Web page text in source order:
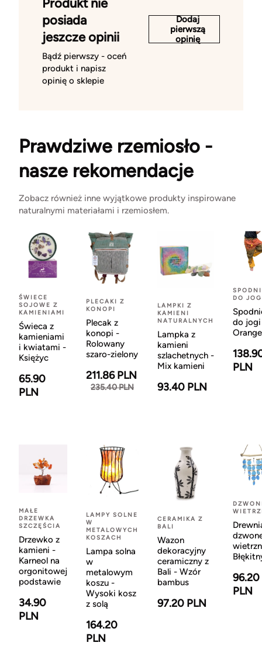
Produkt nie
posiada
jeszcze opinii
Bądź pierwszy - oceń
produkt i napisz
opinię o sklepie
Dodaj
pierwszą
opinię
Prawdziwe rzemiosło -
nasze rekomendacje
Zobacz również inne wyjątkowe produkty inspirowane
naturalnymi materiałami i rzemiosłem.
ŚWIECE
SOJOWE Z
KAMIENIAMI
Świeca z
kamieniami
i kwiatami -
Księżyc
65.90
PLN
PLECAKI Z
KONOPI
Plecak z
konopi -
Rolowany
szaro-zielony
211.86 PLN
235.40 PLN
LAMPKI Z
KAMIENI
NATURALNYCH
Lampka z
kamieni
szlachetnych -
Mix kamieni
93.40 PLN
DO
do
Orange
PLN
MAŁE
DRZEWKA
SZCZĘŚCIA
Drzewko z
kamieni -
Karneol na
orgonitowej
podstawie
34.90
PLN
LAMPY SOLNE
W
METALOWYCH
KOSZACH
Lampa solna
w
metalowym
koszu -
Wysoki kosz
z solą
164.20
PLN
CERAMIKA Z
BALI
Wazon
dekoracyjny
ceramiczny z
Bali - Wzór
bambus
97.20 PLN
96.20
PLN